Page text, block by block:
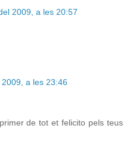
2009, a les 20:57
2009, a les 23:46
de tot et felicito pels teus